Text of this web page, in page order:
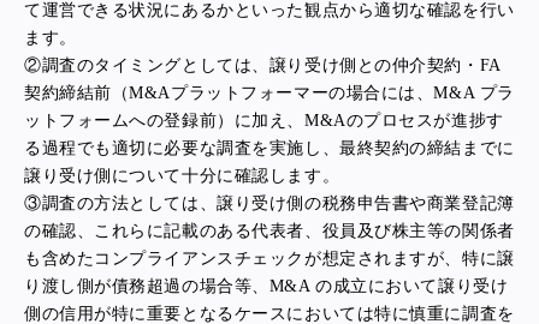
て運営できる状況にあるかといった観点から適切な確認を行い
ます。
②調査のタイミングとしては、譲り受け側との仲介契約・FA
契約締結前（M&Aプラットフォーマーの場合には、M&A プラ
ットフォームへの登録前）に加え、M&Aのプロセスが進捗す
る過程でも適切に必要な調査を実施し、最終契約の締結までに
譲り受け側について十分に確認します。
③調査の方法としては、譲り受け側の税務申告書や商業登記簿
の確認、これらに記載のある代表者、役員及び株主等の関係者
も含めたコンプライアンスチェックが想定されますが、特に譲
り渡し側が債務超過の場合等、M&A の成立において譲り受け
側の信用が特に重要となるケースにおいては特に慎重に調査を